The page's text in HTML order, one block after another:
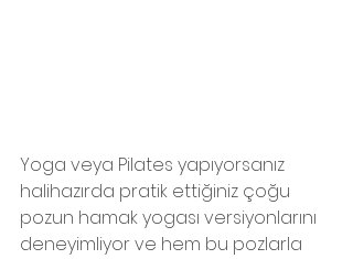
Yoga veya Pilates yapıyorsanız
halihazırda pratik ettiğiniz çoğu
pozun hamak yogası versiyonlarını
deneyimliyor ve hem bu pozlarla